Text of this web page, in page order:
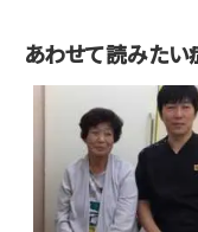
o
o
k
あわせて読みたい